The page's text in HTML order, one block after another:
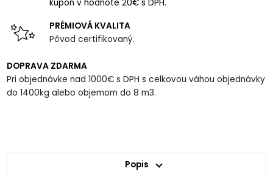
kupón v hodnote 20€ s DPH.
PRÉMIOVÁ KVALITA
Pôvod certifikovaný.
DOPRAVA ZDARMA
Pri objednávke nad 1000€ s DPH s celkovou váhou objednávky
do 1400kg alebo objemom do 8 m3.
Popis